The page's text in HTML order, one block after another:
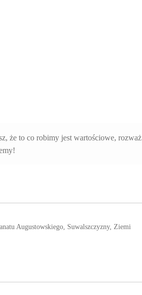
że to co robimy jest wartościowe, rozważ
Augustowskiego, Suwalszczyzny, Ziemi